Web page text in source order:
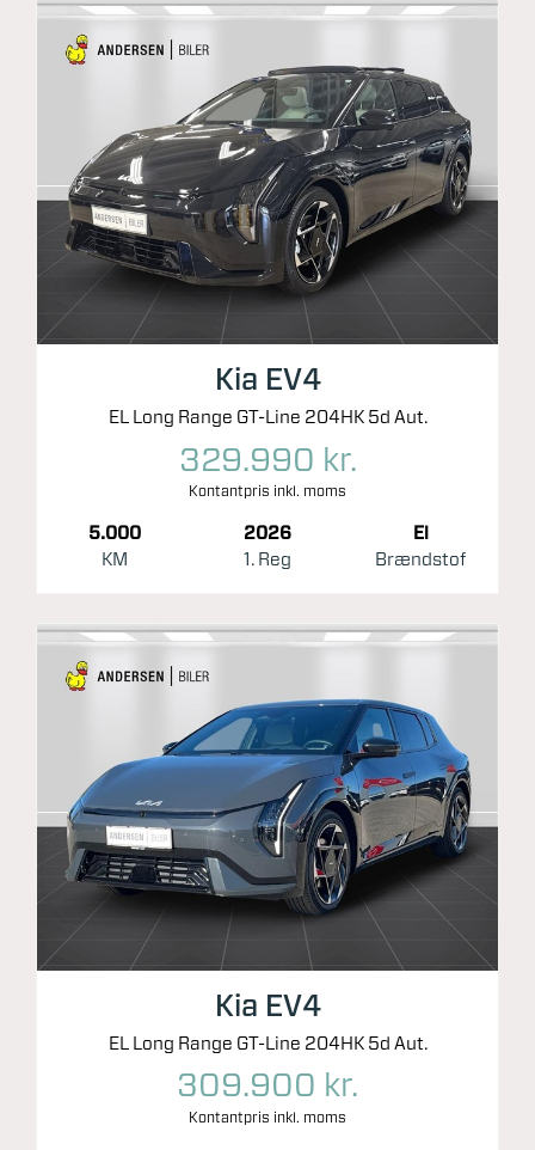
Kia EV4
EL Long Range GT-Line 204HK 5d Aut.
329.990 kr.
Kontantpris inkl. moms
5.000
KM
2026
1. Reg
El
Brændstof
Kia EV4
EL Long Range GT-Line 204HK 5d Aut.
309.900 kr.
Kontantpris inkl. moms